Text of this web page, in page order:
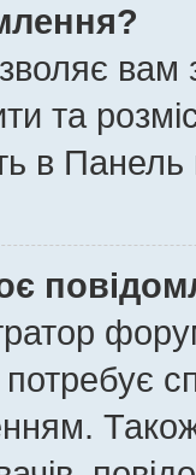
вам
та
в